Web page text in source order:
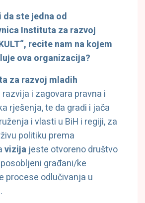
da ste jedna od
Instituta za razvoj
recite nam na kojem
ova organizacija?
za razvoj mladih
i zagovara pravna i
rješenja, te da gradi i jača
i vlasti u BiH i regiji, za
politiku prema
vizija jeste otvoreno društvo
građani/ke
procese odlučivanja u